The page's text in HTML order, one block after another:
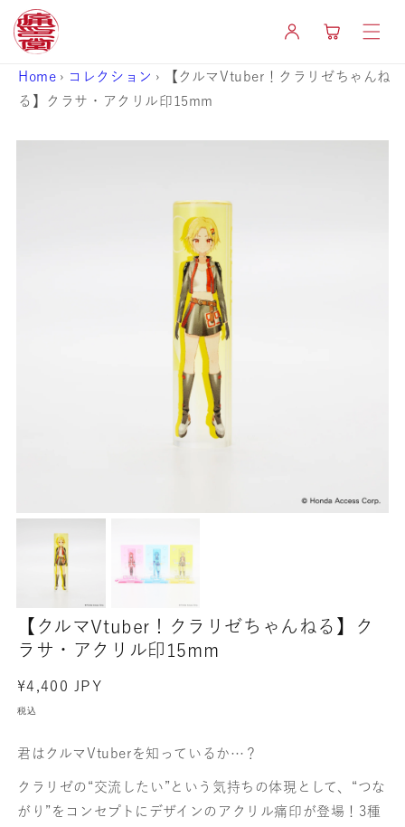
ンツに
進む
イ
ー
Home › コレクション ›
【クルマVtuber！クラリゼちゃんね
る】クラサ・アクリル印15mm
【クルマVtuber！クラリゼちゃんねる】ク
ラサ・アクリル印15mm
通
常
格
¥4,400 JPY
税込
君はクルマVtuberを知っているか…？
クラリゼの“交流したい”という気持ちの体現として、“つな
がり”をコンセプトにデザインのアクリル痛印が登場！3種